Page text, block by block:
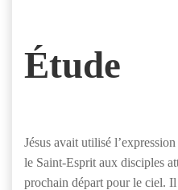
Étude
Jésus avait utilisé
le Saint-Esprit aux disciples
prochain départ pour le ciel.